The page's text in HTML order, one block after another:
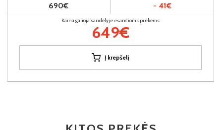
690€ - 41€
Kaina galioja sandėlyje esančioms prekėms
649€
Į krepšelį